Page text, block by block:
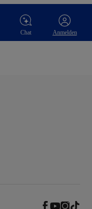
Chat Anmelden